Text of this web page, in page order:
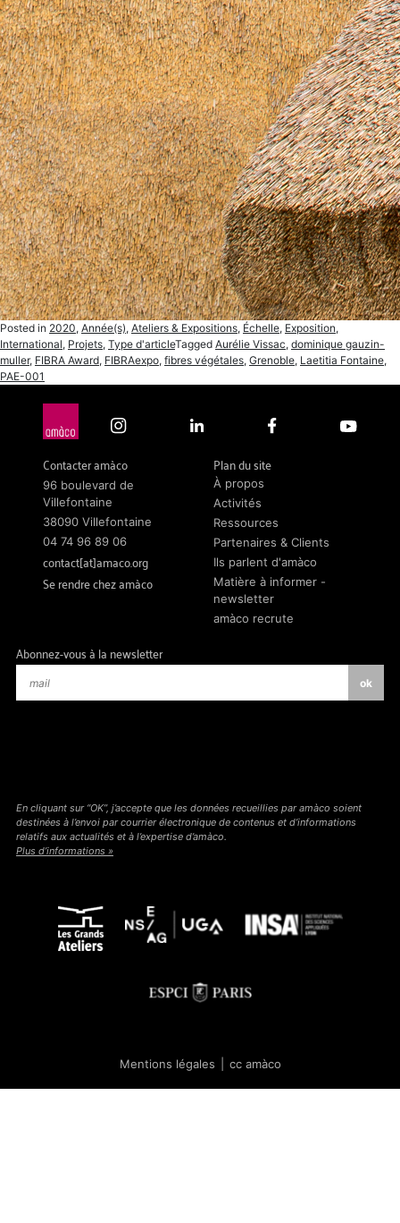
Posted in 2020, Année(s), Ateliers & Expositions, Échelle, Exposition,
International, Projets, Type d'articleTagged Aurélie Vissac, dominique gauzin-
muller, FIBRA Award, FIBRAexpo, fibres végétales, Grenoble, Laetitia Fontaine,
PAE-001
Contacter amàco
96 boulevard de
Villefontaine
38090 Villefontaine
04 74 96 89 06
contact[at]amaco.org
Se rendre chez amàco
Plan du site
À propos
Activités
Ressources
Partenaires & Clients
Ils parlent d'amàco
Matière à informer -
newsletter
amàco recrute
Abonnez-vous à la newsletter
En cliquant sur “OK”, j’accepte que les données recueillies par amàco soient
destinées à l’envoi par courrier électronique de contenus et d’informations
relatifs aux actualités et à l’expertise d’amàco.
Plus d’informations »
Mentions légales cc amàco